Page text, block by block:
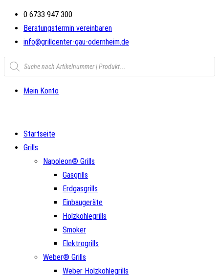
Zum
Inhalt
springen
0 6733 947 300
Beratungstermin vereinbaren
info@grillcenter-gau-odernheim.de
Products
search
Mein Konto
Startseite
Grills
Napoleon® Grills
Gasgrills
Erdgasgrills
Einbaugeräte
Holzkohlegrills
Smoker
Elektrogrills
Weber® Grills
Weber Holzkohlegrills